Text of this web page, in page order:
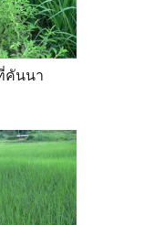
คันนา